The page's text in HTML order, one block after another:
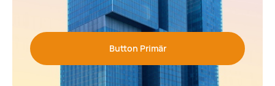
Button Primär